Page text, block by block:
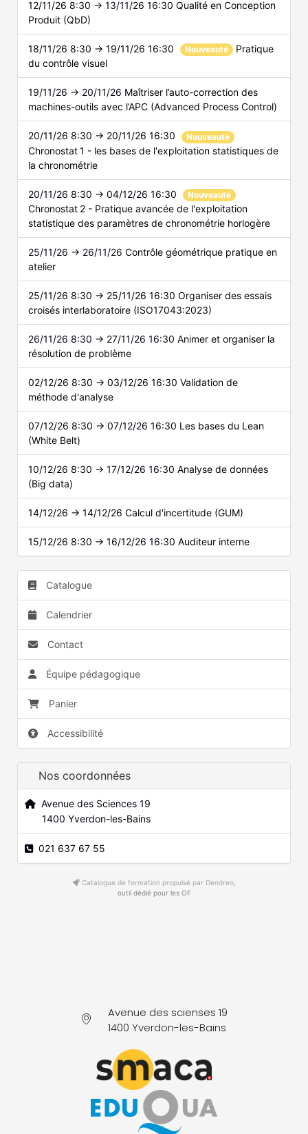
12/11/26 8:30 → 13/11/26 16:30 Qualité en Conception
Produit (QbD)
18/11/26 8:30 → 19/11/26 16:30 Nouveauté
Pratique
du contrôle visuel
19/11/26 → 20/11/26 Maîtriser l’auto-correction des
machines-outils avec l’APC (Advanced Process Control)
20/11/26 8:30 → 20/11/26 16:30 Nouveauté
Chronostat 1 - les bases de l'exploitation statistiques de
la chronométrie
20/11/26 8:30 → 04/12/26 16:30 Nouveauté
Chronostat 2 - Pratique avancée de l'exploitation
statistique des paramètres de chronométrie horlogère
25/11/26 → 26/11/26 Contrôle géométrique pratique en
atelier
25/11/26 8:30 → 25/11/26 16:30 Organiser des essais
croisés interlaboratoire (ISO17043:2023)
26/11/26 8:30 → 27/11/26 16:30 Animer et organiser la
résolution de problème
02/12/26 8:30 → 03/12/26 16:30 Validation de
méthode d'analyse
07/12/26 8:30 → 07/12/26 16:30 Les bases du Lean
(White Belt)
10/12/26 8:30 → 17/12/26 16:30 Analyse de données
(Big data)
14/12/26 → 14/12/26 Calcul d'incertitude (GUM)
15/12/26 8:30 → 16/12/26 16:30 Auditeur interne
Catalogue
Calendrier
Contact
Équipe pédagogique
Panier
Accessibilité
Nos coordonnées
Avenue des Sciences 19
1400 Yverdon-les-Bains
021 637 67 55
Catalogue de formation propulsé par Dendreo,
outil dédié pour les OF
Avenue des scienses 19
1400 Yverdon-les-Bains